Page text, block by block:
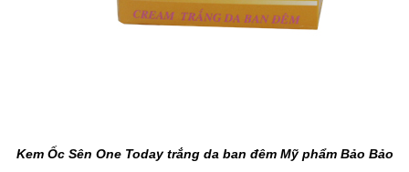
Kem Ốc Sên One Today trắng da ban đêm Mỹ phẩm Bảo Bảo